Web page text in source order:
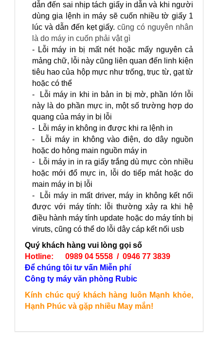
dẫn đến sai nhịp tách giấy in dẫn và khi người
dùng gia lệnh in máy sẽ cuốn nhiều tờ giấy 1
lúc và dẫn đến kẹt giấy. cũng có nguyên nhân
là do máy in cuốn phải vật gì
- Lỗi máy in bị mất nét hoặc mấy nguyên cả
mảng chữ, lỗi này cũng liên quan đến linh kiện
tiêu hao của hộp mực như trống, trục từ, gạt từ
hoặc có thể
- Lỗi máy in khi in bản in bị mờ, phần lớn lỗi
này là do phần mực in, một số trường hợp do
quang của máy in bị lỗi
- Lỗi máy in không in được khi ra lệnh in
- Lỗi máy in không vào điện, do dây nguồn
hoặc do hỏng main nguồn máy in
- Lỗi máy in in ra giấy trắng dù mực còn nhiều
hoặc mới đổ mực in, lỗi do tiếp mát hoặc do
main máy in bị lỗi
- Lỗi máy in mất driver, máy in không kết nối
được với máy tính: lỗi thường xảy ra khi hệ
điều hành máy tính update hoặc do máy tính bị
viruts, cũng có thể do lỗi dây cáp kết nối usb
Quý khách hàng vui lòng gọi số
Hotline: 0989 04 5558 / 0946 77 3839
Để chúng tôi tư vấn Miễn phí
Công ty máy văn phòng Rubic
Kính chúc quý khách hàng luôn Mạnh khỏe,
Hạnh Phúc và gặp nhiều May mắn!